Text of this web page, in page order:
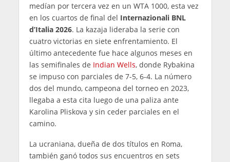
medían por tercera vez en un WTA 1000, esta vez
en los cuartos de final del Internazionali BNL
d’Italia 2026. La kazaja lideraba la serie con
cuatro victorias en siete enfrentamiento. El
último antecedente fue hace algunos meses en
las semifinales de Indian Wells, donde Rybakina
se impuso con parciales de 7-5, 6-4. La número
dos del mundo, campeona del torneo en 2023,
llegaba a esta cita luego de una paliza ante
Karolina Pliskova y sin ceder parciales en el
camino.
La ucraniana, dueña de dos títulos en Roma,
también ganó todos sus encuentros en sets